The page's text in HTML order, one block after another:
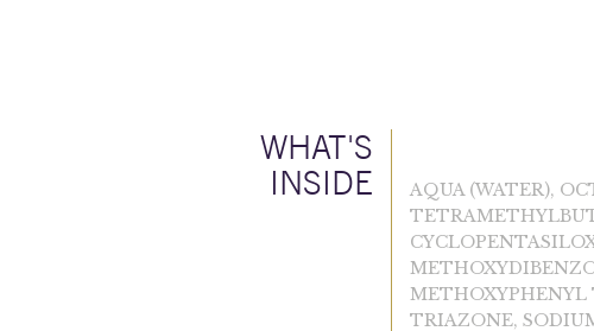
WHAT'S
INSIDE
AQUA (WATER),
METHOXYPHENYL
TRIAZONE,